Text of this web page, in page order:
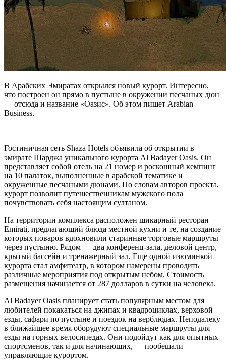
В Арабских Эмиратах открылся новый курорт. Интересно,
что построен он прямо в пустыне в окружении песчаных дюн
— отсюда и название «Оазис». Об этом пишет Arabian
Business.
Гостиничная сеть Shaza Hotels объявила об открытии в
эмирате Шарджа уникального курорта Al Badayer Oasis. Он
представляет собой отель на 21 номер и роскошный кемпинг
на 10 палаток, выполненные в арабской тематике и
окруженные песчаными дюнами. По словам авторов проекта,
курорт позволит путешественникам мужского пола
почувствовать себя настоящим султаном.
На территории комплекса расположен шикарный ресторан
Emirati, предлагающий блюда местной кухни и те, на создание
которых поваров вдохновили старинные торговые маршруты
через пустыню. Рядом — два конференц-зала, деловой центр,
крытый бассейн и тренажерный зал. Еще одной изюминкой
курорта стал амфитеатр, в котором намерены проводить
различные мероприятия под открытым небом. Стоимость
размещения начинается от 287 долларов в сутки на человека.
Al Badayer Oasis планирует стать популярным местом для
любителей покакаться на джипах и квадроциклах, верховой
езды, сафари по пустыне и поездок на верблюдах. Неподалеку
в ближайшее время оборудуют специальные маршруты для
езды на горных велосипедах. Они подойдут как для опытных
спортсменов, так и для начинающих, — пообещали
управляющие курортом.